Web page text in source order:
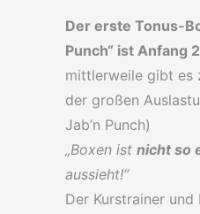
Der erste Tonus-
Punch“ ist Anfang
mittlerweile gibt es
der großen
Jab’n Punch)
„Boxen ist nicht so
aussieht!“
Der Kurstrainer